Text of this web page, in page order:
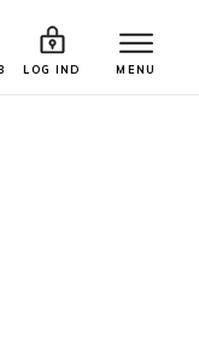
LOG IND MENU